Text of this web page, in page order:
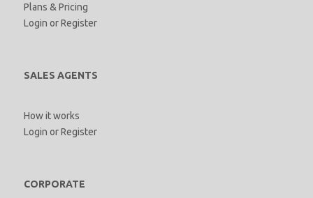
Plans & Pricing
Login orRegister
SALES AGENTS
How it works
Login orRegister
CORPORATE